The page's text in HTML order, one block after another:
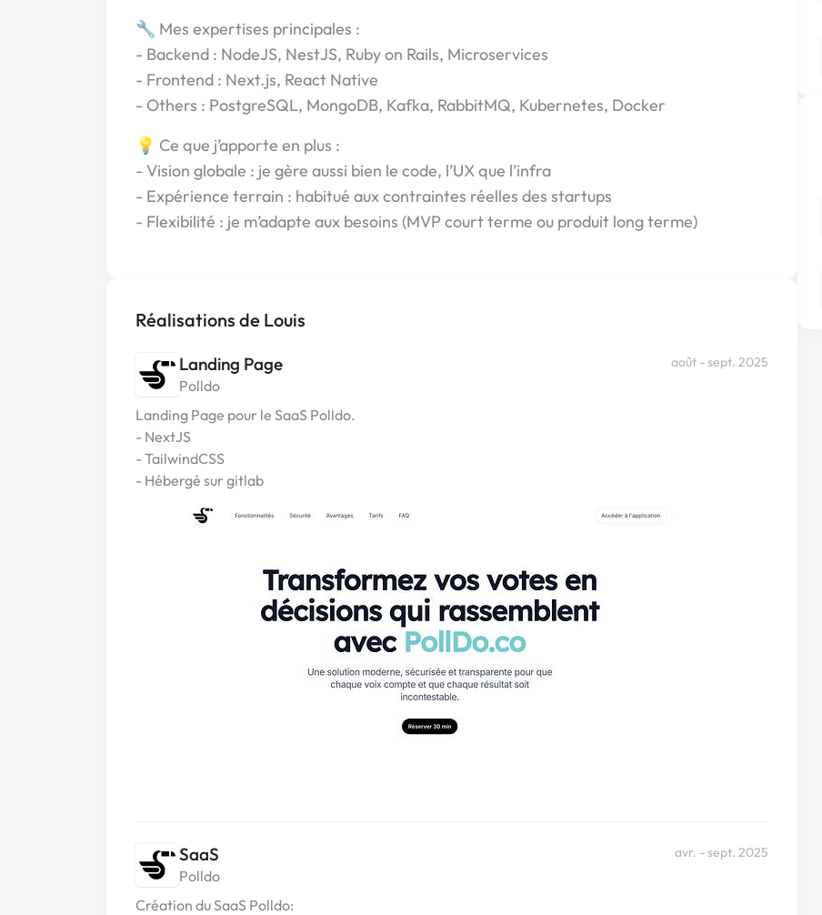
🔧 Mes expertises principales :
- Backend : NodeJS, NestJS, Ruby on Rails, Microservices
- Frontend : Next.js, React Native
- Others : PostgreSQL, MongoDB, Kafka, RabbitMQ, Kubernetes, Docker
💡 Ce que j’apporte en plus :
- Vision globale : je gère aussi bien le code, l’UX que l’infra
- Expérience terrain : habitué aux contraintes réelles des startups
- Flexibilité : je m’adapte aux besoins (MVP court terme ou produit long terme)
Réalisations de Louis
Landing Page
Polldo
août - sept. 2025
Landing Page pour le SaaS Polldo.
- NextJS
- TailwindCSS
- Hébergé sur gitlab
SaaS
Polldo
avr. - sept. 2025
Création du SaaS Polldo: